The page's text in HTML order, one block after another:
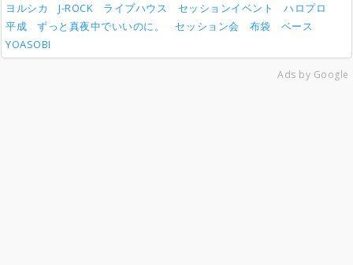
ヨルシカ
J-ROCK ライブハウス セッションイベント
ハロプロ
平成
ずっと真夜中でいいのに。 セッション会 布袋
ベース
YOASOBI
Ads by Google